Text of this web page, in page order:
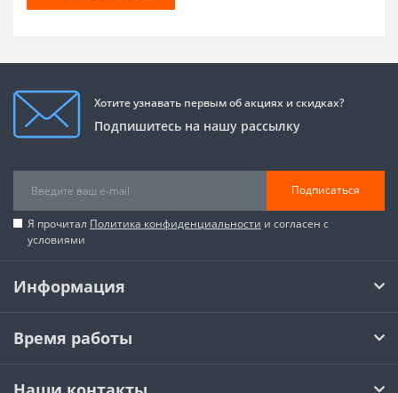
Хотите узнавать первым об акциях и скидках?
Подпишитесь на нашу рассылку
Подписаться
Я прочитал Политика конфиденциальности и согласен с
условиями
Информация
Время работы